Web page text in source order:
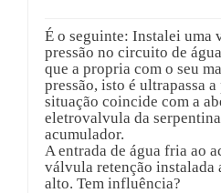
É o seguinte: Instalei uma
pressão no circuito de
que a propria com o seu
pressão, isto é ultrapassa
situação coincide com a
eletrovalvula da
acumulador.
A entrada de água fria ao
válvula retenção instalada
alto. Tem influência?